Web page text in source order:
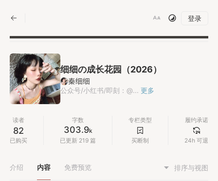
登录
细细の成长花园（2026）
秦细细
公众号/小红书/即刻：@... 更多
读者
82
已购买
字数
303.9k
已更新 219 篇
专栏类型
买断制
履约承诺
24h 可退
介绍 内容 免费预览 排序与视图